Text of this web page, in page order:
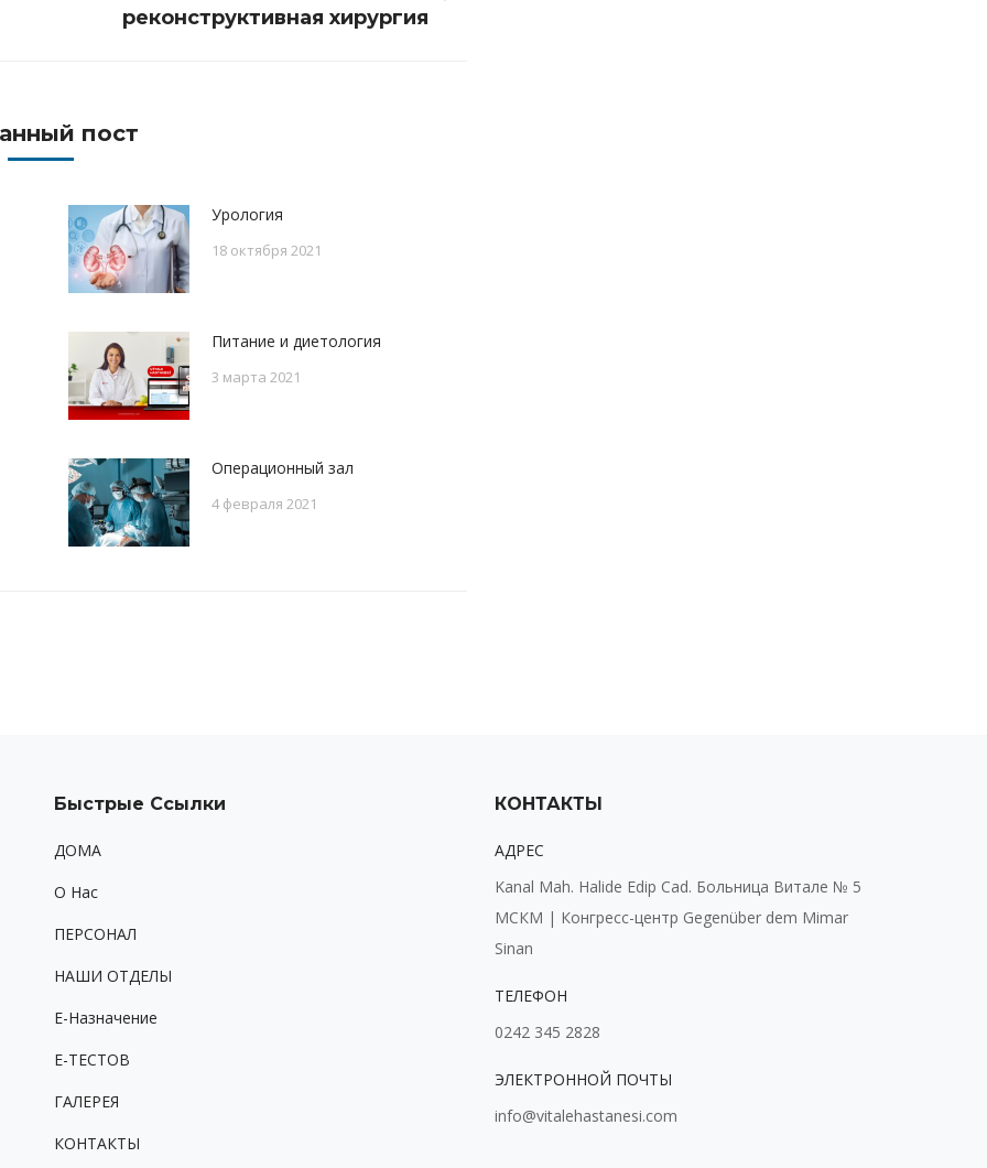
запись:реконструктивная хирургия
пост
Урология
18 октября 2021
Питание и диетология
3 марта 2021
Операционный зал
4 февраля 2021
Быстрые Ссылки
ДОМА
O Hac
ПЕРСОНАЛ
НАШИ ОТДЕЛЫ
Е-Назначение
Е-ТЕСТОВ
ГАЛЕРЕЯ
КОНТАКТЫ
КОНТАКТЫ
АДРЕС
Kanal Mah. Halide Edip Cad. Больница Витале № 5
МСКМ | Конгресс-центр Gegenüber dem Mimar
Sinan
ТЕЛЕФОН
0242 345 2828
ЭЛЕКТРОННОЙ ПОЧТЫ
info@vitalehastanesi.com